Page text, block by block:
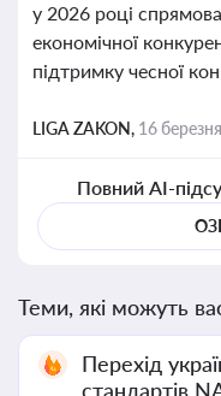
у 2026 році
економічної
підтримку чесної
LIGA ZAKON, 16
Повний AI-
Теми, які можуть
Перехід
стандартів